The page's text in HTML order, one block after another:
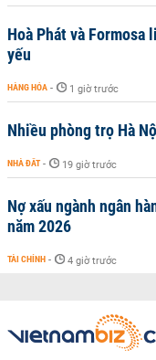
Hoà Phát và Formosa
yếu
HÀNG HÓA - 1 giờ trước
Nhiều phòng trọ Hà
NHÀ ĐẤT - 19 giờ trước
Nợ xấu ngành ngân
năm 2026
TÀI CHÍNH - 4 giờ trước